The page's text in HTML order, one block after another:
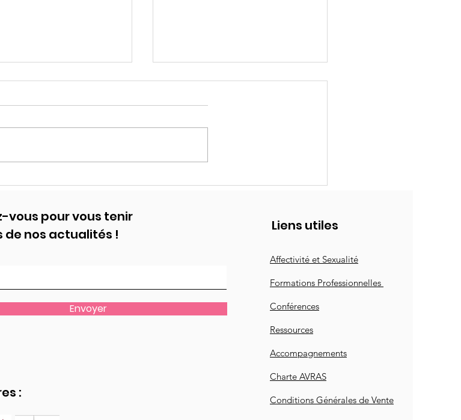
sur la DARK
C-MOI, un outil au service
vous pour vous tenir
de nos actualités !
Envoyer
:
Liens utiles
Affectivité et Sexualité
Formations Professionnelles
Conférences
Ressources
Accompagnements
Charte AVRAS
​Conditions Générales de Vente